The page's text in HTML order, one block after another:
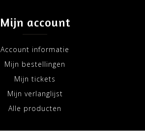
Mijn account
Account informatie
Mijn bestellingen
Mijn tickets
Mijn verlanglijst
Alle producten